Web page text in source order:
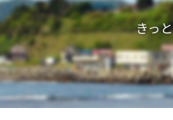
きっ